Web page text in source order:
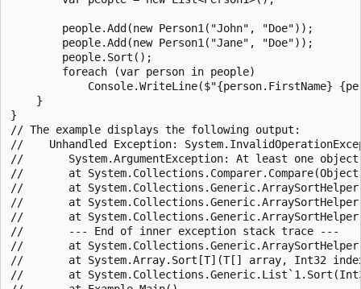
        people.Add(new Person1("John", "Doe"));
        people.Add(new Person1("Jane", "Doe"));
        people.Sort();
        foreach (var person in people)
Console.WriteLine($"{person.FirstName}
    }
}
// The example displays the following output:
//    Unhandled Exception:
//       System.ArgumentException: At least one object
//       at
//       at
//       at
//       at
//       --- End of inner exception stack trace ---
//       at
//       at System.Array.Sort[T](T[] array, Int32
//       at